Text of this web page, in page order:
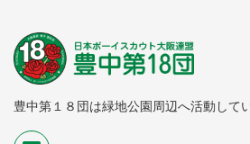
豊中第１８団は緑地公園周辺へ活動して